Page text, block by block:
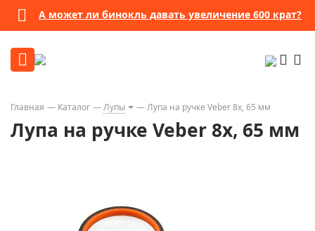
А может ли бинокль давать увеличение 600 крат?
Главная Каталог Лупы Лупа на ручке Veber 8х, 65 мм
Лупа на ручке Veber 8х, 65 мм